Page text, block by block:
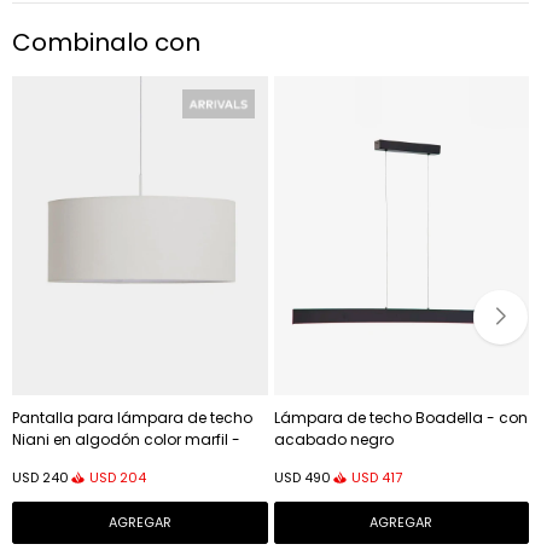
Combinalo con
Pantalla para lámpara de techo
Niani en algodón color marfil -
USD 240 USD 204
Lámpara de techo Boadella - con
acabado negro
USD 490 USD 417